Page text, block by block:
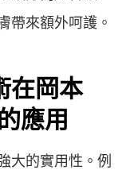
帶來額外呵護。
在岡本
應用
大的實用性。例